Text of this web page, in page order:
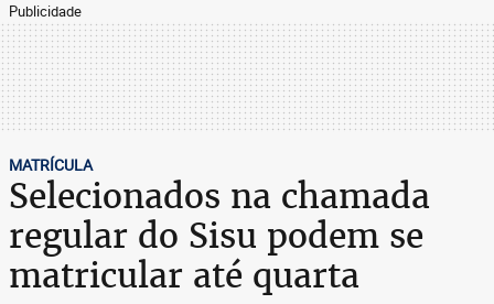
Publicidade
MATRÍCULA
Selecionados na chamada
regular do Sisu podem se
matricular até quarta